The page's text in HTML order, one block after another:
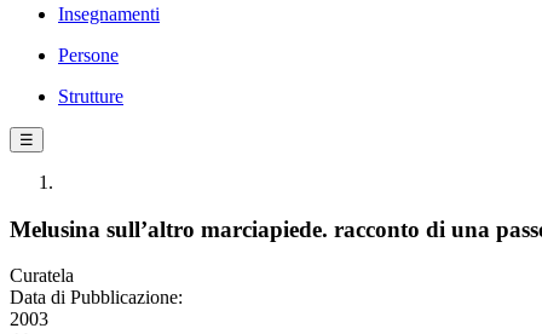
Insegnamenti
Persone
Strutture
☰
Melusina sull’altro marciapiede. racconto di una
Curatela
Data di Pubblicazione:
2003